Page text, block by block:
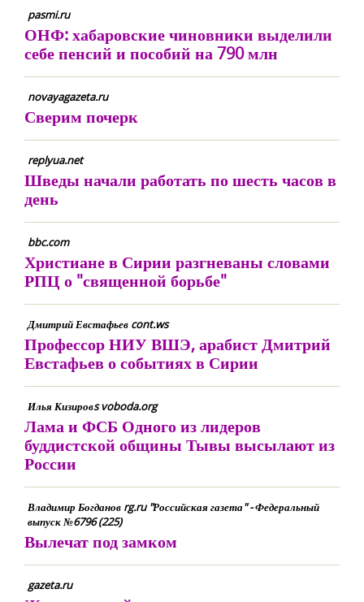
pasmi.ru
ОНФ: хабаровские чиновники выделили
себе пенсий и пособий на 790 млн
novayagazeta.ru
Сверим почерк
replyua.net
Шведы начали работать по шесть часов в
день
bbc.com
Христиане в Сирии разгневаны словами
РПЦ о "священной борьбе"
Дмитрий Евстафьев cont.ws
Профессор НИУ ВШЭ, арабист Дмитрий
Евстафьев о событиях в Сирии
Илья Кизировs voboda.org
Лама и ФСБ Одного из лидеров
буддистской общины Тывы высылают из
России
Владимир Богданов rg.ru "Российская газета" - Федеральный
выпуск №6796 (225)
Вылечат под замком
gazeta.ru